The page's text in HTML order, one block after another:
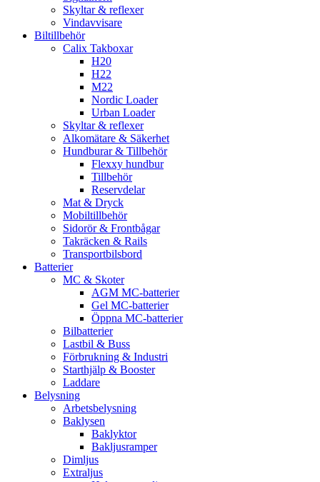
Skyltar & reflexer
Vindavvisare
Biltillbehör
Calix Takboxar
H20
H22
M22
Nordic Loader
Urban Loader
Skyltar & reflexer
Alkomätare & Säkerhet
Hundburar & Tillbehör
Flexxy hundbur
Tillbehör
Reservdelar
Mat & Dryck
Mobiltillbehör
Sidorör & Frontbågar
Takräcken & Rails
Transportbilsbord
Batterier
MC & Skoter
AGM MC-batterier
Gel MC-batterier
Öppna MC-batterier
Bilbatterier
Lastbil & Buss
Förbrukning & Industri
Starthjälp & Booster
Laddare
Belysning
Arbetsbelysning
Baklysen
Baklyktor
Bakljusramper
Dimljus
Extraljus